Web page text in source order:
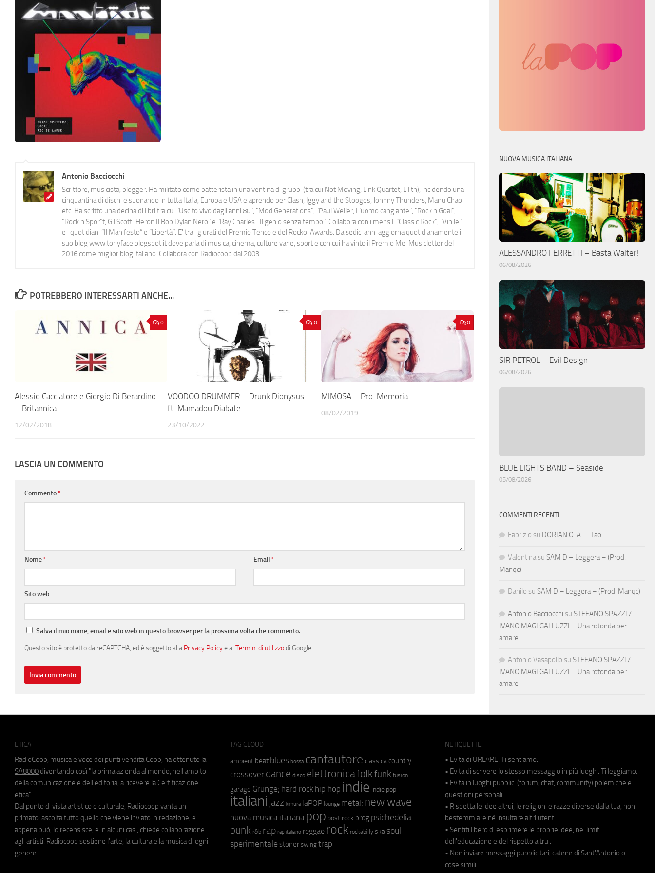
Antonio Bacciocchi
Scrittore, musicista, blogger. Ha militato come batterista in una ventina di gruppi (tra cui Not Moving, Link Quartet, Lilith), incidendo una
cinquantina di dischi e suonando in tutta Italia, Europa e USA e aprendo per Clash, Iggy and the Stooges, Johnny Thunders, Manu Chao
etc. Ha scritto una decina di libri tra cui "Uscito vivo dagli anni 80", "Mod Generations", "Paul Weller, L’uomo cangiante", "Rock n Goal",
"Rock n Spor"t, Gil Scott-Heron Il Bob Dylan Nero" e "Ray Charles- Il genio senza tempo". Collabora con i mensili “Classic Rock”, "Vinile"
e i quotidiani “Il Manifesto” e “Libertà”. E' tra i giurati del Premio Tenco e del Rockol Awards. Da sedici anni aggiorna quotidianamente il
suo blog www.tonyface.blogspot.it dove parla di musica, cinema, culture varie, sport e con cui ha vinto il Premio Mei Musicletter del
2016 come miglior blog italiano. Collabora con Radiocoop dal 2003.
POTREBBERO INTERESSARTI ANCHE...
0
Alessio Cacciatore e Giorgio Di Berardino
– Britannica
12/02/2018
0
VOODOO DRUMMER – Drunk Dionysus
ft. Mamadou Diabate
23/10/2022
0
MIMOSA – Pro-Memoria
08/02/2019
LASCIA UN COMMENTO
Commento*
Nome* Email*
Sito web
Salva il mio nome, email e sito web in questo browser per la prossima volta che commento.
Questo sito è protetto da reCAPTCHA, ed è soggetto alla Privacy Policye ai Termini di utilizzodi Google.
NUOVA MUSICA ITALIANA
ALESSANDRO FERRETTI – Basta Walter!
06/08/2026
SIR PETROL – Evil Design
06/08/2026
BLUE LIGHTS BAND – Seaside
05/08/2026
COMMENTI RECENTI
Fabrizio su DORIAN O. A. – Tao
Valentina su SAM D – Leggera – (Prod.
Manqc)
Danilo su SAM D – Leggera – (Prod. Manqc)
Antonio Bacciocchi su STEFANO SPAZZI /
IVANO MAGI GALLUZZI – Una rotonda per
amare
Antonio Vasapollo su STEFANO SPAZZI /
IVANO MAGI GALLUZZI – Una rotonda per
amare
ETICA
RadioCoop, musica e voce dei punti vendita Coop, ha ottenuto la
SA8000 diventando così "la prima azienda al mondo, nell'ambito
della comunicazione e dell'editoria, a ricevere la Certificazione
etica".
Dal punto di vista artistico e culturale, Radiocoop vanta un
primato: ascolta tutto quello che viene inviato in redazione, e
appena può, lo recensisce, e in alcuni casi, chiede collaborazione
agli artisti. Radiocoop sostiene l'arte, la cultura e la musica di ogni
genere.
TAG CLOUD
ambient beat blues bossa cantautore classica country
crossover dance disco elettronicafolkfunk fusion
garage Grunge; hard rock hip hop indie indie pop
italiani jazz kimura laPOP lounge metal; new wave
nuova musica italiana pop post rock prog psichedelia
punk r&b rap rap italiano reggae rock rockabilly ska soul
sperimentale stoner swing trap
NETIQUETTE
• Evita di URLARE. Ti sentiamo.
• Evita di scrivere lo stesso messaggio in più luoghi. Ti leggiamo.
• Evita in luoghi pubblici (forum, chat, community) polemiche e
questioni personali.
• Rispetta le idee altrui, le religioni e razze diverse dalla tua, non
bestemmiare né insultare altri utenti.
• Sentiti libero di esprimere le proprie idee, nei limiti
dell'educazione e del rispetto altrui.
• Non inviare messaggi pubblicitari, catene di Sant'Antonio o
cose simili.